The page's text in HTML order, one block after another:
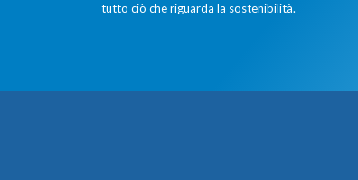
tutto ciò che riguarda la sostenibilità.